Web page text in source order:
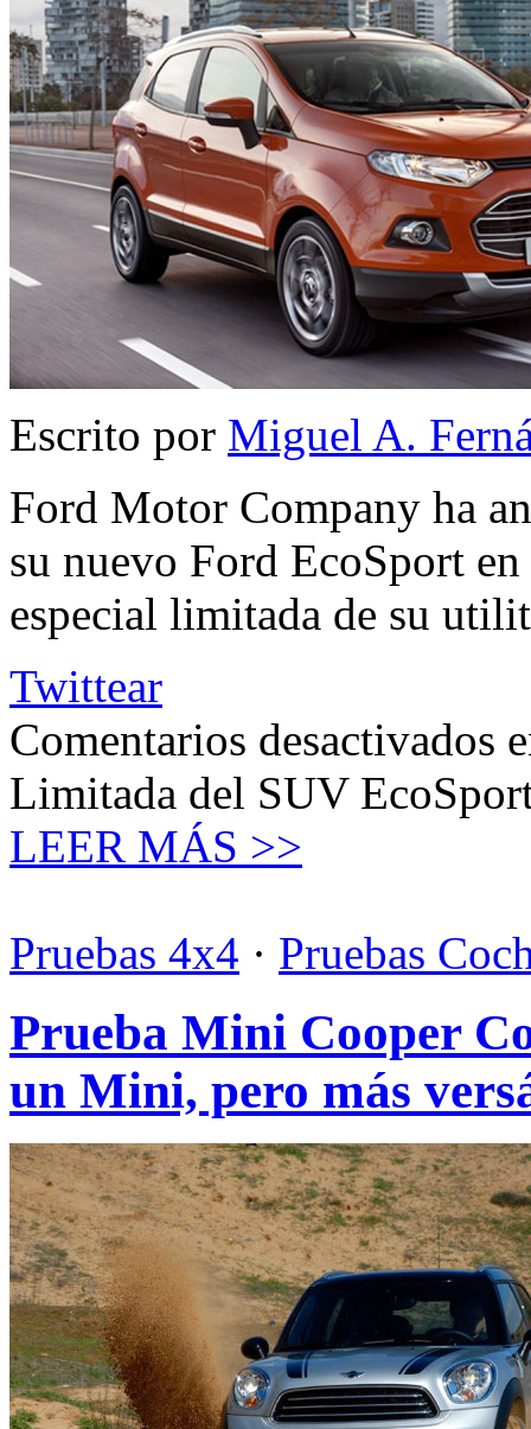
Escrito por Miguel A.
Ford Motor Company ha
su nuevo Ford EcoSport
especial limitada de su
Twittear
Comentarios desactivados
Limitada del SUV
LEER MÁS >>
Pruebas 4x4 · Pruebas
Prueba Mini Cooper
un Mini, pero más